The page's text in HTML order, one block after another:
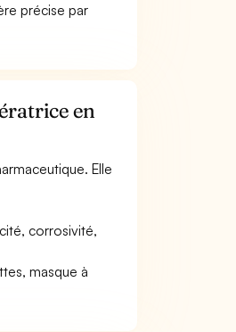
précise par
en
Elle
corrosivité,
masque à